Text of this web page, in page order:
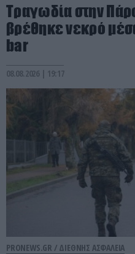
Τραγωδία στην
βρέθηκε νεκρό
bar
08.08.2026 | 19:17
PRONEWS.GR / ΔΙΕΘΝΗΣ ΑΣΦΑΛΕΙΑ